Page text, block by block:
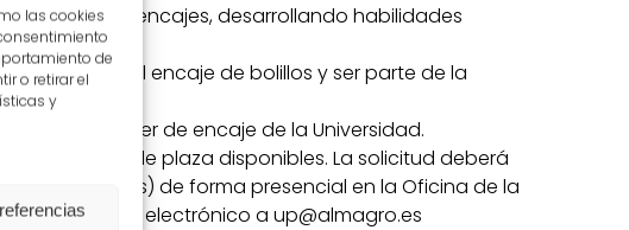
las cookies
de
o retirar el
y
tus primeros encajes, desarrollando habilidades
el mundo del encaje de bolillos y ser parte de la
del taller de encaje de la Universidad.
y/o hasta fin de plaza disponibles. La solicitud deberá
Almagro.es) de forma presencial en la Oficina de la
por correo electrónico a up@almagro.es